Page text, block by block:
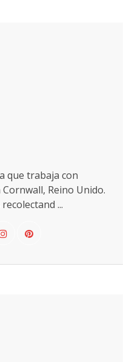
que trabaja con
Reino Unido.
...